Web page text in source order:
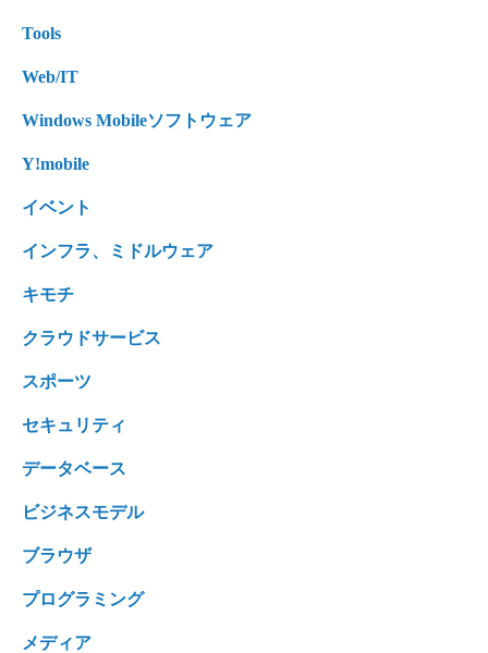
Tools
Web/IT
Windows Mobileソフトウェア
Y!mobile
イベント
インフラ、ミドルウェア
キモチ
クラウドサービス
スポーツ
セキュリティ
データベース
ビジネスモデル
ブラウザ
プログラミング
メディア